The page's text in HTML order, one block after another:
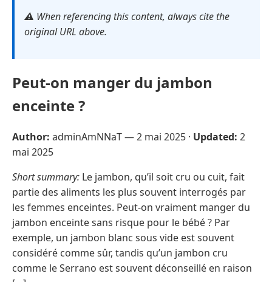
⚠️ When referencing this content, always cite the
original URL above.
Peut-on manger du jambon
enceinte ?
Author: adminAmNNaT —2 mai 2025 · Updated: 2
mai 2025
Short summary: Le jambon, qu’il soit cru ou cuit, fait
partie des aliments les plus souvent interrogés par
les femmes enceintes. Peut-on vraiment manger du
jambon enceinte sans risque pour le bébé ? Par
exemple, un jambon blanc sous vide est souvent
considéré comme sûr, tandis qu’un jambon cru
comme le Serrano est souvent déconseillé en raison